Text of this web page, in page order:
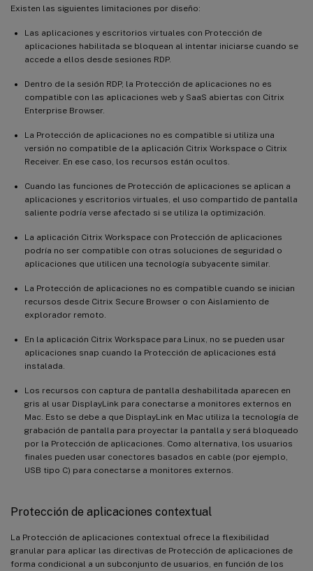
Existen las siguientes limitaciones por diseño:
Las aplicaciones y escritorios virtuales con Protección de
aplicaciones habilitada se bloquean al intentar iniciarse cuando se
accede a ellos desde sesiones RDP.
Dentro de la sesión RDP, la Protección de aplicaciones no es
compatible con las aplicaciones web y SaaS abiertas con Citrix
Enterprise Browser.
La Protección de aplicaciones no es compatible si utiliza una
versión no compatible de la aplicación Citrix Workspace o Citrix
Receiver. En ese caso, los recursos están ocultos.
Cuando las funciones de Protección de aplicaciones se aplican a
aplicaciones y escritorios virtuales, el uso compartido de pantalla
saliente podría verse afectado si se utiliza la optimización.
La aplicación Citrix Workspace con Protección de aplicaciones
podría no ser compatible con otras soluciones de seguridad o
aplicaciones que utilicen una tecnología subyacente similar.
La Protección de aplicaciones no es compatible cuando se inician
recursos desde Citrix Secure Browser o con Aislamiento de
explorador remoto.
En la aplicación Citrix Workspace para Linux, no se pueden usar
aplicaciones snap cuando la Protección de aplicaciones está
instalada.
Los recursos con captura de pantalla deshabilitada aparecen en
gris al usar DisplayLink para conectarse a monitores externos en
Mac. Esto se debe a que DisplayLink en Mac utiliza la tecnología de
grabación de pantalla para proyectar la pantalla y será bloqueado
por la Protección de aplicaciones. Como alternativa, los usuarios
finales pueden usar conectores basados en cable (por ejemplo,
USB tipo C) para conectarse a monitores externos.
Protección de aplicaciones contextual
La Protección de aplicaciones contextual ofrece la flexibilidad
granular para aplicar las directivas de Protección de aplicaciones de
forma condicional a un subconjunto de usuarios, en función de los